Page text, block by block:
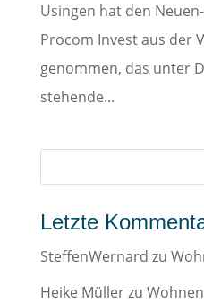
Usingen hat den
Procom Invest aus der
genommen, das unter
stehende...
Letzte
SteffenWernard zu
Heike Müllerzu